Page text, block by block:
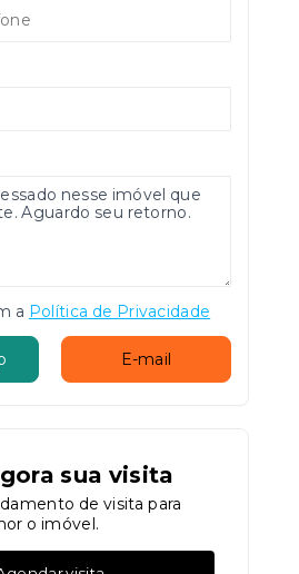
a Política de Privacidade
E-mail
sua visita
de visita para
o imóvel.